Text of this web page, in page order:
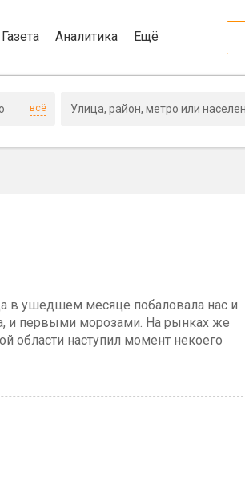
Аналитика Ещё
всё
в ушедшем месяце побаловала нас и
и первыми морозами. На рынках же
области наступил момент некоего